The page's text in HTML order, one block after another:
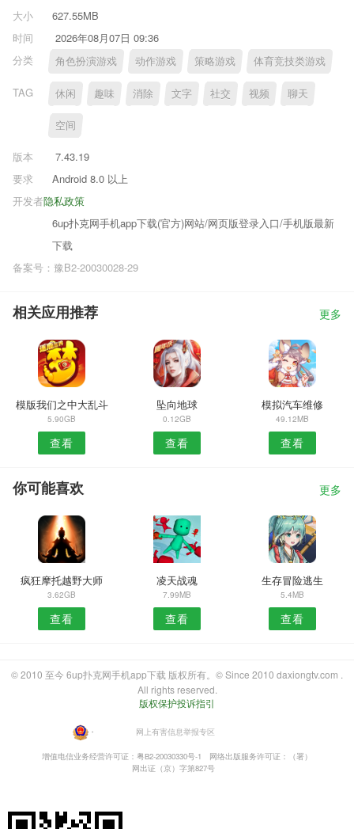
大小
627.55MB
时间
2026年08月07日 09:36
分类
角色扮演游戏 动作游戏 策略游戏 体育竞技类游戏
TAG 休闲 趣味 消除 文字 社交 视频 聊天
空间
版本
7.43.19
要求
Android 8.0 以上
隐私政策
开发者
6up扑克网手机app下载(官方)网站/网页版登录入口/手机版最新
下载
备案号：豫B2-20030028-29
相关应用推荐 更多
模版我们之中大乱斗
5.90GB
查看
坠向地球
0.12GB
查看
模拟汽车维修
49.12MB
查看
你可能喜欢 更多
疯狂摩托越野大师
3.62GB
查看
凌天战魂
7.99MB
查看
生存冒险逃生
5.4MB
查看
© 2010 至今 6up扑克网手机app下载 版权所有。© Since 2010 daxiongtv.com .
All rights reserved.
版权保护投诉指引
・ 网上有害信息举报专区
增值电信业务经营许可证：粤B2-20030330号-1
网络出版服务许可证：（署）
网出证（京）字第827号